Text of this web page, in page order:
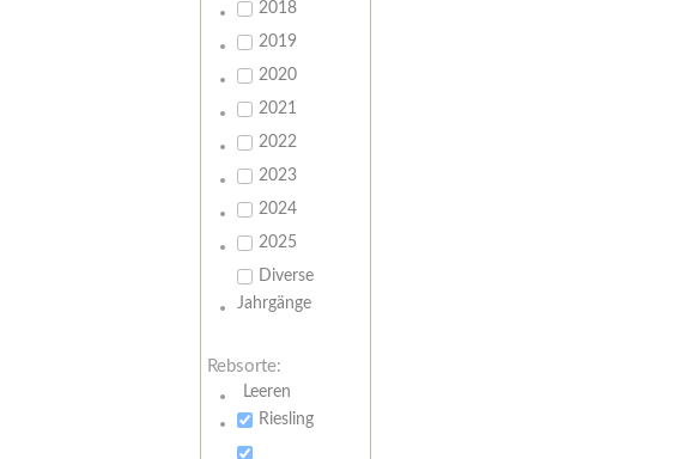
2018
2019
2020
2021
2022
2023
2024
2025
Diverse
Jahrgänge
Rebsorte:
Leeren
Riesling